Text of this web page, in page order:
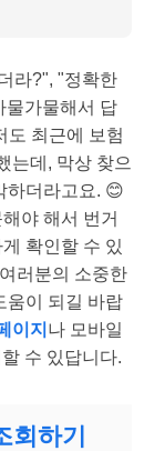
라?", "정확한
물가물해서 답
도 최근에 보험
는데, 막상 찾으
하더라고요. 😊
야 해서 번거
확인할 수 있
러분의 소중한
움이 되길 바랍
이지 나 모바일
수 있답니다.
하기